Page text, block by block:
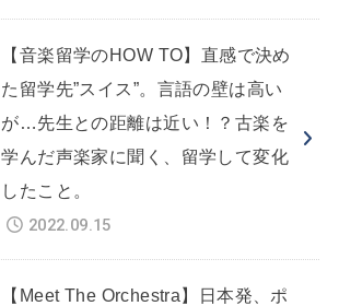
【音楽留学のHOW TO】直感で決め
た留学先”スイス”。言語の壁は高い
が…先生との距離は近い！？古楽を
学んだ声楽家に聞く、留学して変化
したこと。
2022.09.15
【Meet The Orchestra】日本発、ポ